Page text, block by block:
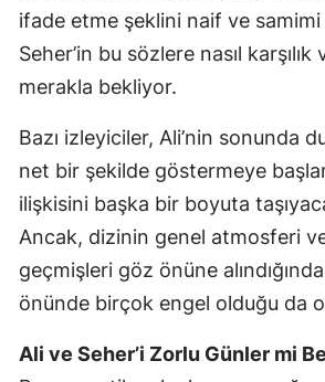
ifade etme şeklini naif ve
Seher’in bu sözlere nasıl
merakla bekliyor.
Bazı izleyiciler, Ali’nin sonunda
net bir şekilde göstermeye
ilişkisini başka bir boyuta
Ancak, dizinin genel atmosferi
geçmişleri göz önüne
önünde birçok engel olduğu da
Ali ve Seher’i Zorlu Günler mi